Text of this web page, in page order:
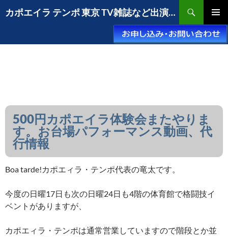
ン
ン
カポエイラ テンポ 東京 TV雑誌など出演豊富な安心の教室
索
メインメ
ニュー
500円カポエイラ体験会またやりま
す。お台場パフォーマンス動画、代
行情報
Boa tarde!カポエィラ・テンポ代表の竜太です。
今度の日曜17日も次の日曜24日も4階の体育館で格闘技イ
ベントがありますが、
カポエィラ・テンポは通常営業していますので階段とか並